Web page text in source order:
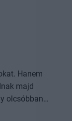
Hanem
majd
ad